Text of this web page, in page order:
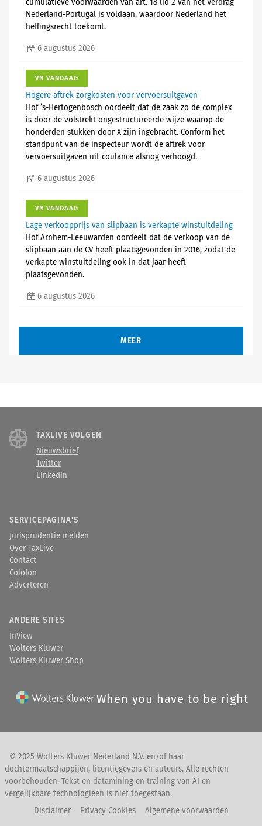
cumulatieve voorwaarden van art. 18 lid 2 van het Verdrag
Nederland-Portugal is voldaan, waardoor Nederland het
heffingsrecht toekomt.
6 augustus 2026
VN VANDAAG
Hogere aftrek zorgkosten voor vervoersuitgaven
Hof ’s-Hertogenbosch oordeelt dat de zaak zo de complex
is door de volstrekt ongestructureerde wijze waarop de
honderden stukken door X zijn ingebracht. Conform het
standpunt van de inspecteur wordt de aftrek voor
vervoersuitgaven uit coulance alsnog verhoogd.
6 augustus 2026
VN VANDAAG
Lage verkoopprijs van slipbaan is verkapte winstuitdeling
Hof Arnhem-Leeuwarden oordeelt dat de verkoop van de
slipbaan aan de CV heeft plaatsgevonden in 2016, zodat de
verkapte winstuitdeling ook in dat jaar heeft
plaatsgevonden.
6 augustus 2026
MEER
TAXLIVE VOLGEN
Nieuwsbrief
Twitter
LinkedIn
SERVICEPAGINA'S
Jurisprudentie melden
Over TaxLive
Contact
Colofon
Adverteren
ANDERE SITES
InView
Wolters Kluwer
Wolters Kluwer Shop
When you have to be right
© 2025 Wolters Kluwer Nederland N.V. en/of haar
dochtermaatschappijen, licentiegevers en auteurs. Alle rechten
voorbehouden. Tekst en datamining en training van AI en
vergelijkbare technologieën is niet toegestaan.
Disclaimer
Privacy Cookies Algemene voorwaarden